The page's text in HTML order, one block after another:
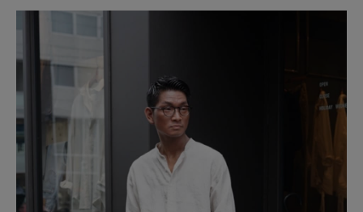
NEW ARRIVAL
ARCH EXCLUSIVE
BRAND
CATEGORY
CONTENTS